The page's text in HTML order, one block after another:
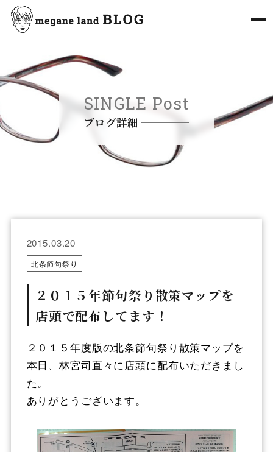
SINGLE Post
ブログ詳細
2015.03.20
北条節句祭り
２０１５年節句祭り散策マップを
店頭で配布してます！
２０１５年度版の北条節句祭り散策マップを
本日、林宮司直々に店頭に配布いただきまし
た。
ありがとうございます。